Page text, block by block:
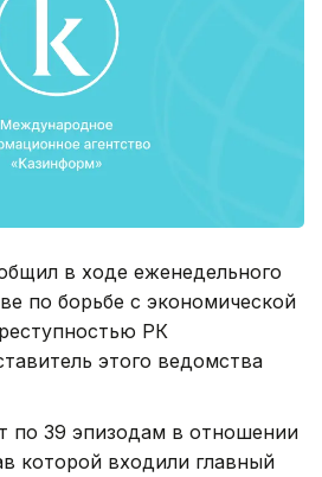
в ходе еженедельного
по борьбе с экономической
РК
этого ведомства
по 39 эпизодам в отношении
которой входили главный